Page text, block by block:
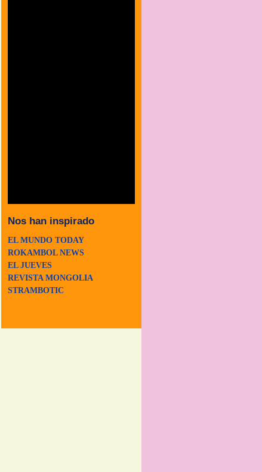
Nos han inspirado
EL MUNDO TODAY
ROKAMBOL NEWS
EL JUEVES
REVISTA MONGOLIA
STRAMBOTIC